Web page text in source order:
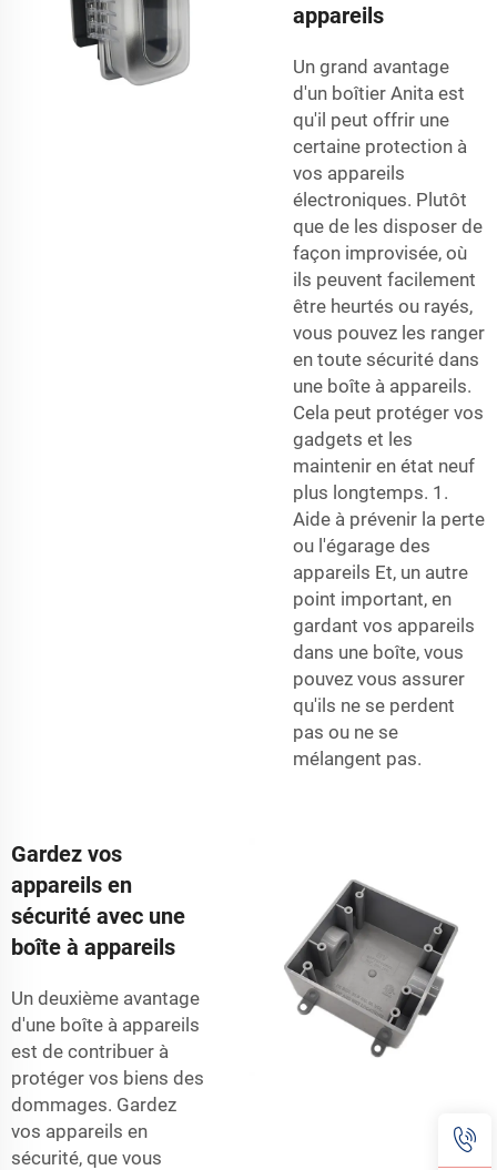
appareils
Un grand avantage
d'un boîtier Anita est
qu'il peut offrir une
certaine protection à
vos appareils
électroniques. Plutôt
que de les disposer de
façon improvisée, où
ils peuvent facilement
être heurtés ou rayés,
vous pouvez les ranger
en toute sécurité dans
une boîte à appareils.
Cela peut protéger vos
gadgets et les
maintenir en état neuf
plus longtemps. 1.
Aide à prévenir la perte
ou l'égarage des
appareils Et, un autre
point important, en
gardant vos appareils
dans une boîte, vous
pouvez vous assurer
qu'ils ne se perdent
pas ou ne se
mélangent pas.
Gardez vos
appareils en
sécurité avec une
boîte à appareils
Un deuxième avantage
d'une boîte à appareils
est de contribuer à
protéger vos biens des
dommages. Gardez
vos appareils en
sécurité, que vous